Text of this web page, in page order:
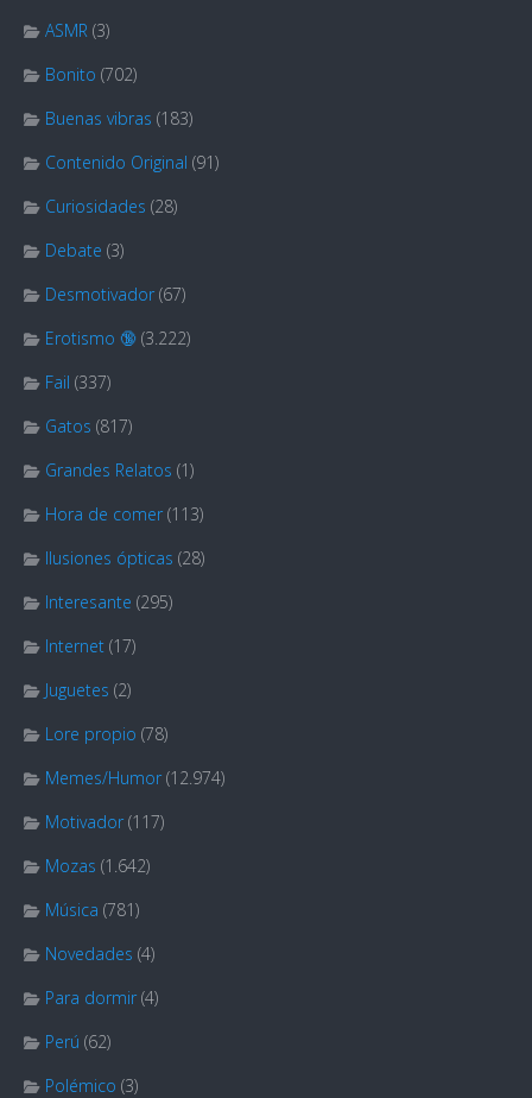
ASMR (3)
Bonito (702)
Buenas vibras (183)
Contenido Original (91)
Curiosidades (28)
Debate (3)
Desmotivador (67)
Erotismo 🔞 (3.222)
Fail (337)
Gatos (817)
Grandes Relatos (1)
Hora de comer (113)
Ilusiones ópticas (28)
Interesante (295)
Internet (17)
Juguetes (2)
Lore propio (78)
Memes/Humor (12.974)
Motivador (117)
Mozas (1.642)
Música (781)
Novedades (4)
Para dormir (4)
Perú (62)
Polémico (3)